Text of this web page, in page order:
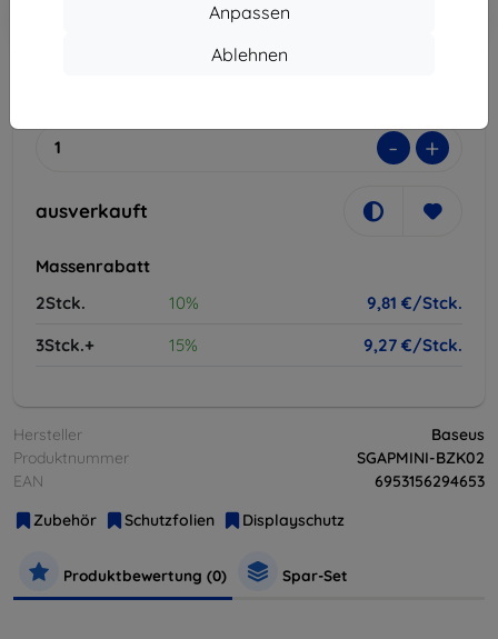
Anpassen
Ablehnen
Rabatt mit Gutschein
- +
ausverkauft
Massenrabatt
2Stck.
10%
9,81 €/Stck.
3Stck.+
15% 9,27 €/Stck.
Hersteller
Baseus
Produktnummer
SGAPMINI-BZK02
EAN
6953156294653
Zubehör
Schutzfolien Displayschutz
Produktbewertung (0) Spar-Set